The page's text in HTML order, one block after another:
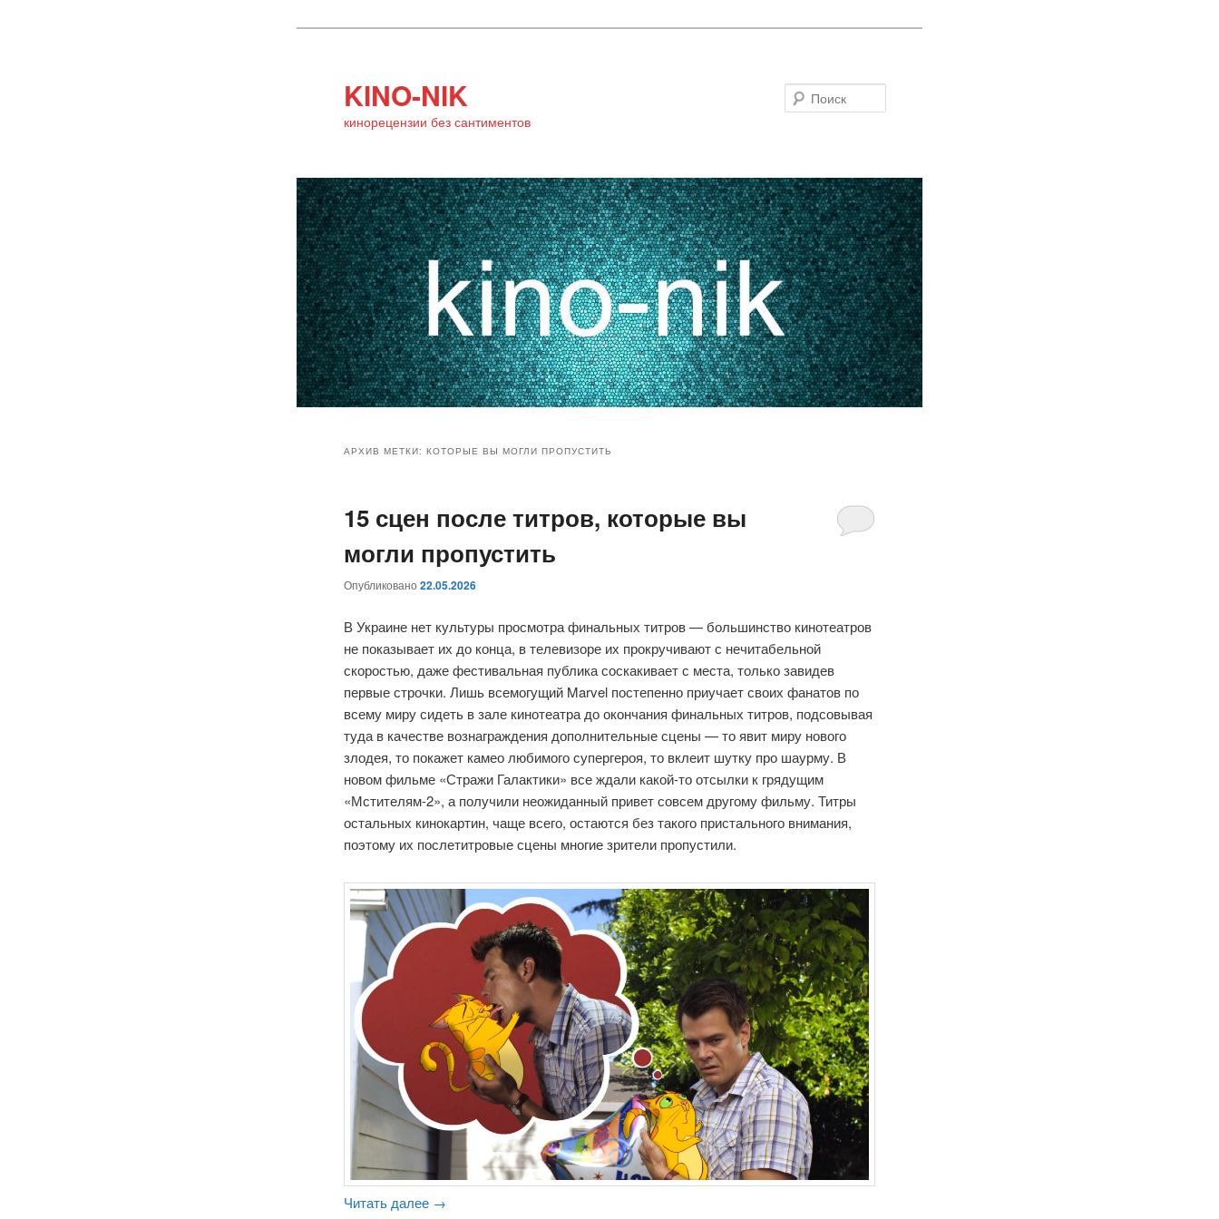
KINO-NIK
кинорецензии без сантиментов
основному
содержимому
дополнительному
содержимому
АРХИВ МЕТКИ:КОТОРЫЕ ВЫ МОГЛИ ПРОПУСТИТЬ
15 сцен после титров, которые вы
могли пропустить
Опубликовано22.05.2026
В Украине нет культуры просмотра финальных титров — большинство кинотеатров
не показывает их до конца, в телевизоре их прокручивают с нечитабельной
скоростью, даже фестивальная публика соскакивает с места, только завидев
первые строчки. Лишь всемогущий Marvel постепенно приучает своих фанатов по
всему миру сидеть в зале кинотеатра до окончания финальных титров, подсовывая
туда в качестве вознаграждения дополнительные сцены — то явит миру нового
злодея, то покажет камео любимого супергероя, то вклеит шутку про шаурму. В
новом фильме «Стражи Галактики» все ждали какой-то отсылки к грядущим
«Мстителям-2», а получили неожиданный привет совсем другому фильму. Титры
остальных кинокартин, чаще всего, остаются без такого пристального внимания,
поэтому их послетитровые сцены многие зрители пропустили.
Читать далее →